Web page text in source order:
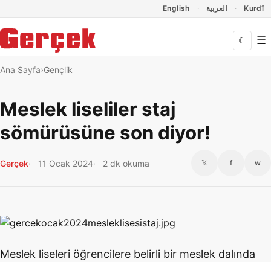
English العربية Kurdî
☾ ☰
Ana Sayfa Gençlik
Meslek liseliler staj
sömürüsüne son diyor!
Gerçek 11 Ocak 2024 2 dk okuma 𝕏 f w
Meslek liseleri öğrencilere belirli bir meslek dalında